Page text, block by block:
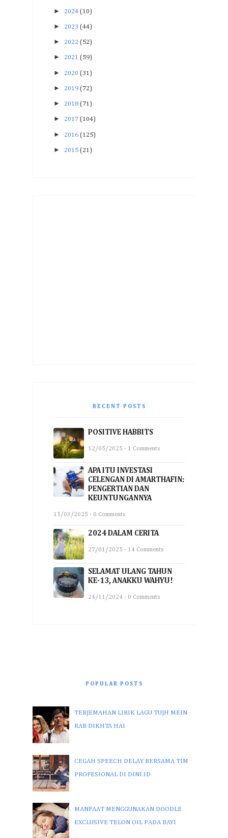
► 2024 (10)
► 2023 (44)
► 2022 (52)
► 2021 (59)
► 2020 (31)
► 2019 (72)
► 2018 (71)
► 2017 (104)
► 2016 (125)
► 2015 (21)
RECENT POSTS
POSITIVE HABBITS
12/05/2025 - 1 Comments
APA ITU INVESTASI
CELENGAN DI AMARTHAFIN:
PENGERTIAN DAN
KEUNTUNGANNYA
15/03/2025 - 0 Comments
2024 DALAM CERITA
27/01/2025 - 14 Comments
SELAMAT ULANG TAHUN
KE-13, ANAKKU WAHYU!
24/11/2024 - 0 Comments
POPULAR POSTS
TERJEMAHAN LIRIK LAGU TUJH MEIN
RAB DIKHTA HAI
CEGAH SPEECH DELAY BERSAMA TIM
PROFESIONAL DI DINI.ID
MANFAAT MENGGUNAKAN DOODLE
EXCLUSIVE TELON OIL PADA BAYI